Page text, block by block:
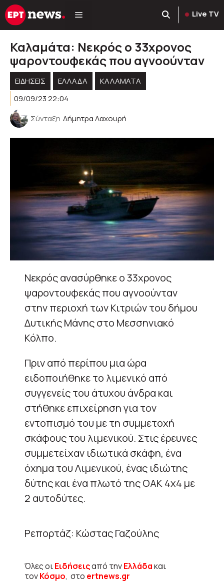
Μετάβαση
σε
Live TV
Καλαμάτα: Νεκρός ο 33χρονος
ψαροντουφεκάς που αγνοούνταν
ΕΙΔΗΣΕΙΣ ΕΛΛΑΔΑ
ΚΑΛΑΜΑΤΑ
09/09/23 22:04
Σύνταξη Δήμητρα Λαχουρή
Νεκρός ανασύρθηκε ο 33χρονος
ψαροντουφεκάς που αγνοούνταν
στην περιοχή των Κιτριών του δήμου
Δυτικής Μάνης στο Μεσσηνιακό
Κόλπο.
Πριν από περίπου μια ώρα
ειδοποιήθηκε το λιμενικό από
συγγενείς του άτυχου άνδρα και
στήθηκε επιχείρηση για τον
εντοπισμό του με τη συμμετοχή
σκάφους του λιμενικού. Στις έρευνες
συμμετείχαν ιδιωτικά σκάφη, ένα
όχημα του Λιμενικού, ένας ιδιώτης
δύτης και ένα πλωτό της ΟΑΚ 4χ4 με
2 αυτοδύτες.
Ρεπορτάζ: Κώστας Γαζούλης
Όλες οιΕιδήσειςαπό τηνΕλλάδακαι
τονΚόσμο, στο ertnews.gr